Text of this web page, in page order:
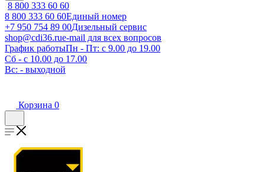
8 800 333 60 60
8 800 333 60 60Единый номер
+7 950 754 89 00Дизельный сервис
shop@cdi36.rue-mail для всех вопросов
График работыПн - Пт: с 9.00 до 19.00
Сб - с 10.00 до 17.00
Вс: - выходной
Корзина 0